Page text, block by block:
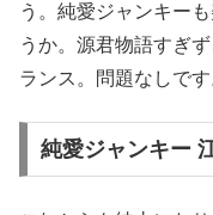
う。純愛ジャンキー
うか。源君物語すぎ
ランス。問題なしです
純愛ジャンキー